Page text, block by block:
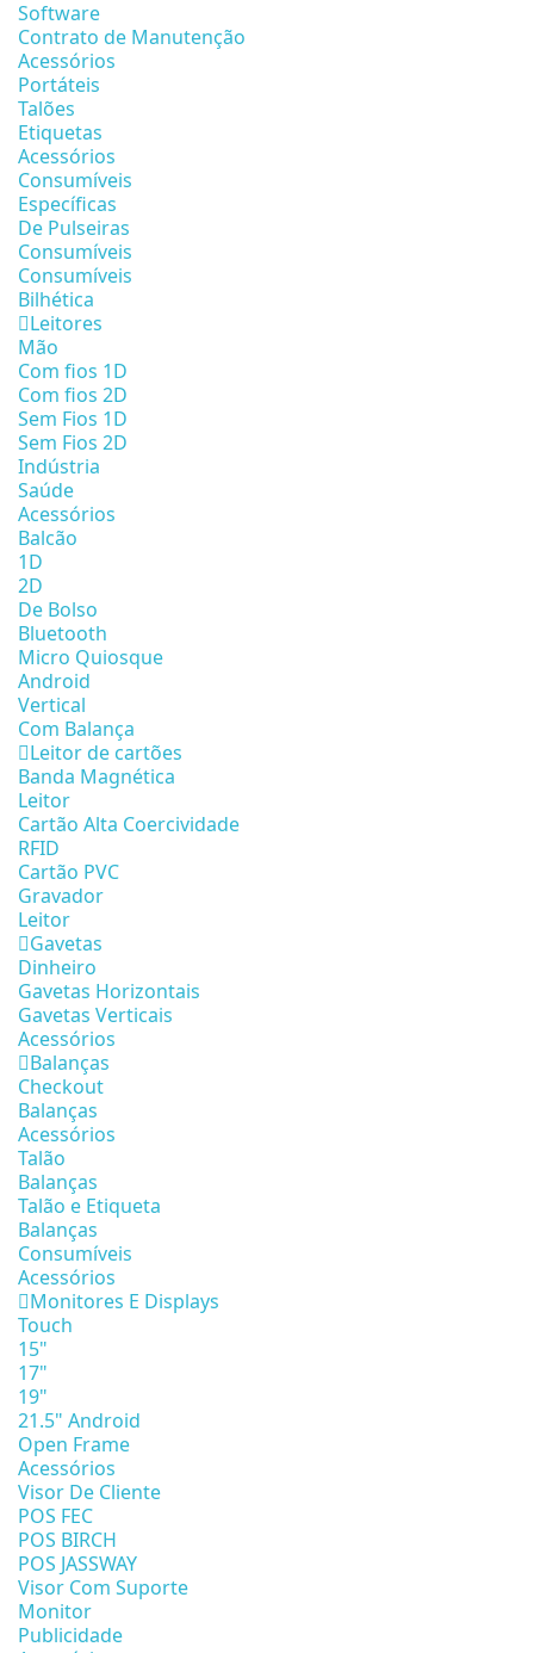
Software
Contrato de Manutenção
Acessórios
Portáteis
Talões
Etiquetas
Acessórios
Consumíveis
Específicas
De Pulseiras
Consumíveis
Consumíveis
Bilhética
Leitores
Mão
Com fios 1D
Com fios 2D
Sem Fios 1D
Sem Fios 2D
Indústria
Saúde
Acessórios
Balcão
1D
2D
De Bolso
Bluetooth
Micro Quiosque
Android
Vertical
Com Balança
Leitor de cartões
Banda Magnética
Leitor
Cartão Alta Coercividade
RFID
Cartão PVC
Gravador
Leitor
Gavetas
Dinheiro
Gavetas Horizontais
Gavetas Verticais
Acessórios
Balanças
Checkout
Balanças
Acessórios
Talão
Balanças
Talão e Etiqueta
Balanças
Consumíveis
Acessórios
Monitores E Displays
Touch
15"
17"
19"
21.5" Android
Open Frame
Acessórios
Visor De Cliente
POS FEC
POS BIRCH
POS JASSWAY
Visor Com Suporte
Monitor
Publicidade